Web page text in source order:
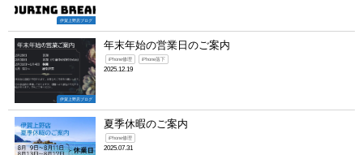
伊賀上野店ブログ
伊賀上野店ブログ
年末年始の営業日のご案内
iPhone修理 iPhone落下
2025.12.19
夏季休暇のご案内
iPhone修理
2025.07.31